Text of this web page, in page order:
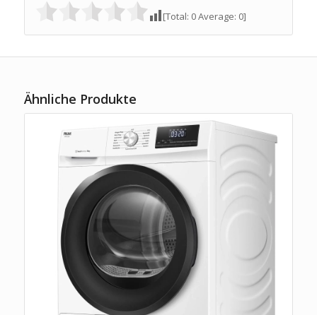
[Total: 0Average: 0]
Ähnliche Produkte